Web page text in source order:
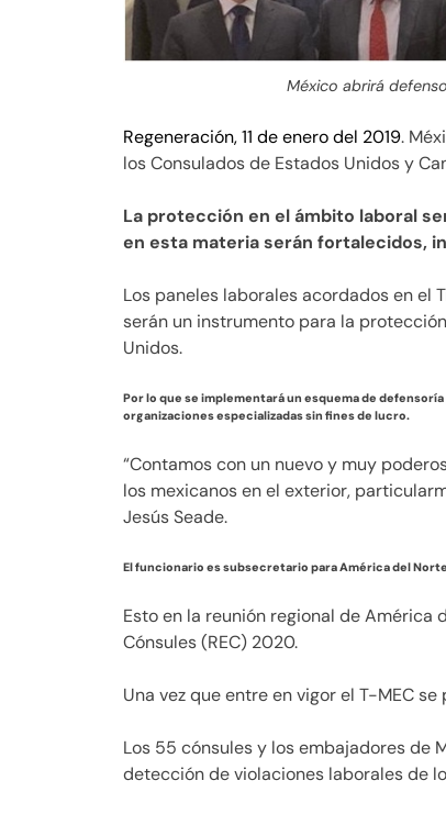
México abrirá
Regeneración, 11 de enero del 2019.
los Consulados de Estados Unidos y
La protección en el ámbito laboral
en esta materia serán fortalecidos,
Los paneles laborales acordados en el
serán un instrumento para la
Unidos.
Por lo que se implementará un esquema de
organizaciones especializadas sin fines de lucro.
“Contamos con un nuevo y muy
los mexicanos en el exterior,
Jesús Seade.
El funcionario es subsecretario para América del
Esto en la reunión regional de América
Cónsules (REC) 2020.
Una vez que entre en vigor el T-MEC
Los 55 cónsules y los embajadores de
detección de violaciones laborales de